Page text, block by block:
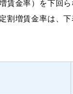
賃金率）を下回
割増賃金率は、